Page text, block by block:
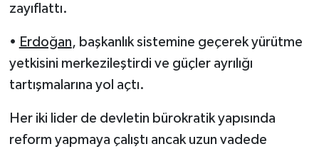
zayıflattı.
• Erdoğan, başkanlık sistemine geçerek yürütme
yetkisini merkezileştirdi ve güçler ayrılığı
tartışmalarına yol açtı.
Her iki lider de devletin bürokratik yapısında
reform yapmaya çalıştı ancak uzun vadede